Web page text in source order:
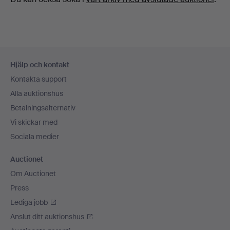
Hjälp och kontakt
Kontakta support
Alla auktionshus
Betalningsalternativ
Vi skickar med
Sociala medier
Auctionet
Om Auctionet
Press
Lediga jobb
Anslut ditt auktionshus